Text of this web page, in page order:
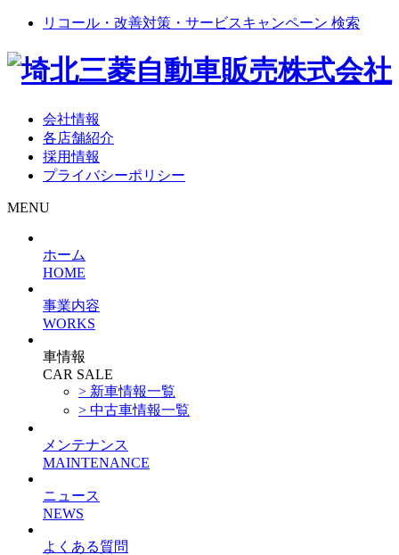
リコール・改善対策・サービスキャンペーン 検索
会社情報
各店舗紹介
採用情報
プライバシーポリシー
MENU
ホーム
HOME
事業内容
WORKS
車情報
CAR SALE
> 新車情報一覧
> 中古車情報一覧
メンテナンス
MAINTENANCE
ニュース
NEWS
よくある質問